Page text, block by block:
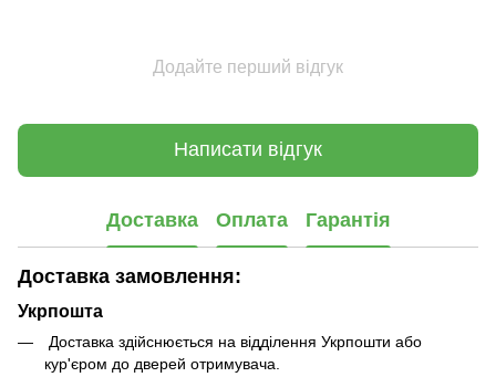
Додайте перший відгук
Написати відгук
Доставка Оплата Гарантія
Доставка замовлення:
Укрпошта
Доставка здійснюється на відділення Укрпошти або
кур'єром до дверей отримувача.